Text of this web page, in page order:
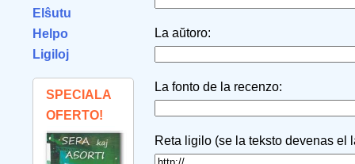
Elŝutu
Helpo
Ligiloj
SPECIALA
OFERTO!
La aŭtoro:
La fonto de la recenzo:
Reta ligilo (se la teksto devenas el